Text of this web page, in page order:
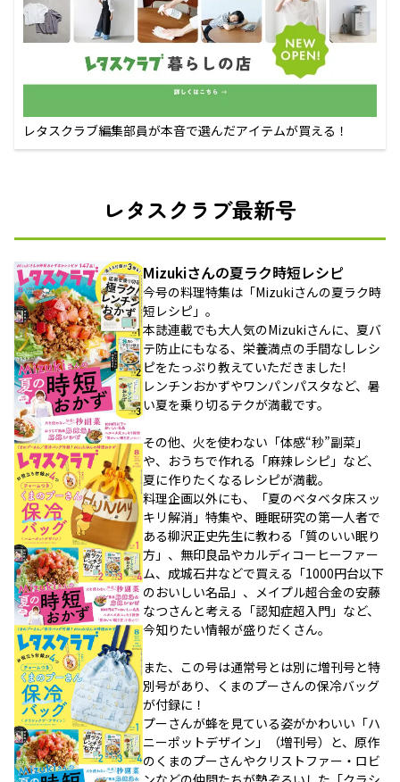
レタスクラブ編集部員が本音で選んだアイテムが買える！
レタスクラブ最新号
Mizukiさんの夏ラク時短レシピ
今号の料理特集は「Mizukiさんの夏ラク時
短レシピ」。
本誌連載でも大人気のMizukiさんに、夏バ
テ防止にもなる、栄養満点の手間なしレシ
ピをたっぷり教えていただきました!
レンチンおかずやワンパンパスタなど、暑
い夏を乗り切るテクが満載です。
その他、火を使わない「体感“秒”副菜」
や、おうちで作れる「麻辣レシピ」など、
夏に作りたくなるレシピが満載。
料理企画以外にも、「夏のベタベタ床スッ
キリ解消」特集や、睡眠研究の第一人者で
ある柳沢正史先生に教わる「質のいい眠り
方」、無印良品やカルディコーヒーファー
ム、成城石井などで買える「1000円台以下
のおいしい名品」、メイプル超合金の安藤
なつさんと考える「認知症超入門」など、
今知りたい情報が盛りだくさん。
また、この号は通常号とは別に増刊号と特
別号があり、くまのプーさんの保冷バッグ
が付録に！
プーさんが蜂を見ている姿がかわいい「ハ
ニーポットデザイン」（増刊号）と、原作
のくまのプーさんやクリストファー・ロビ